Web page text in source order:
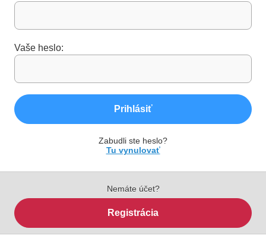
Vaše heslo:
Prihlásiť
Zabudli ste heslo?
Tu vynulovať
Nemáte účet?
Registrácia